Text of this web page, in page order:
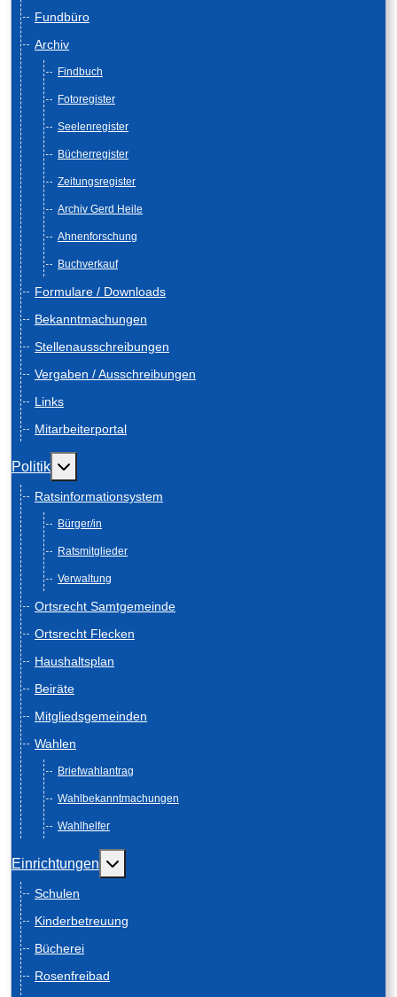
Fundbüro
Archiv
Findbuch
Fotoregister
Seelenregister
Bücherregister
Zeitungsregister
Archiv Gerd Heile
Ahnenforschung
Buchverkauf
Formulare / Downloads
Bekanntmachungen
Stellenausschreibungen
Vergaben / Ausschreibungen
Links
Mitarbeiterportal
Politik Weitere Informationen: Politik
Ratsinformationsystem
Bürger/in
Ratsmitglieder
Verwaltung
Ortsrecht Samtgemeinde
Ortsrecht Flecken
Haushaltsplan
Beiräte
Mitgliedsgemeinden
Wahlen
Briefwahlantrag
Wahlbekanntmachungen
Wahlhelfer
Einrichtungen Weitere Informationen: Einrichtungen
Schulen
Kinderbetreuung
Bücherei
Rosenfreibad